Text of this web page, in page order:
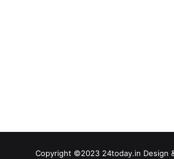
Copyright ©2023 24today.in Design